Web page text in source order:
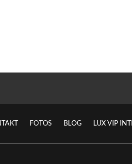
FOTOS BLOG LUX VIP